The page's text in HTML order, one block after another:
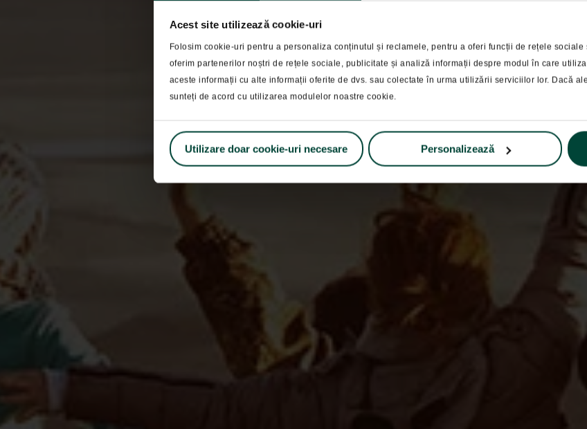
Acest site utilizează cookie-uri
Folosim cookie-uri pentru a personaliza conținutul și reclamele, pentru a oferi funcții de rețele
oferim partenerilor noștri de rețele sociale, publicitate și analiză informații despre modul în care
aceste informații cu alte informații oferite de dvs. sau colectate în urma utilizării serviciilor lor. Dacă
sunteți de acord cu utilizarea modulelor noastre cookie.
Utilizare doar cookie-uri necesare Personalizează
Educatie financiara
Sunt scumpe fondurile